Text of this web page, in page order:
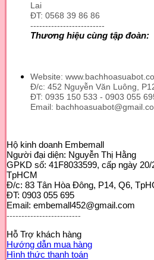
Lai
ĐT: 0568 39 86 86
-------------------------
Thương hiệu cùng tập đoàn:
Website:
Đ/c: 452 Nguyễn Văn Luông,
ĐT: 0935 150 533 - 0903 055
Email:
Hộ kinh doanh Embemall
Người đại diện: Nguyễn Thị Hằng
GPKD số: 41F8033599, cấp ngày
TpHCM
Đ/c: 83 Tân Hòa Đông, P14, Q6,
ĐT: 0903 055 695
Email: embemall452@gmail.com
-------------------------
Hỗ Trợ khách hàng
Hướng dẫn mua hàng
Hình thức thanh toán